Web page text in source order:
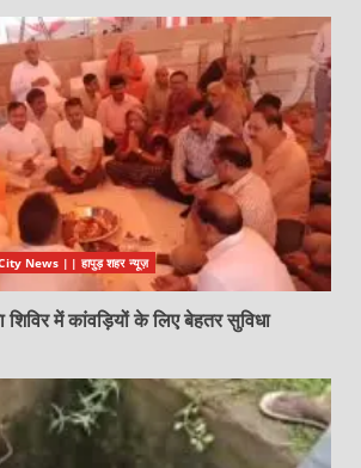
News || हापुड़ शहर न्यूज़
शिविर में कांवड़ियों के लिए बेहतर सुविधा